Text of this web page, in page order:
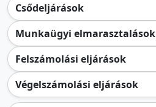
Csődeljárások
Munkaügyi elmarasztalások
Felszámolási eljárások
Végelszámolási eljárások